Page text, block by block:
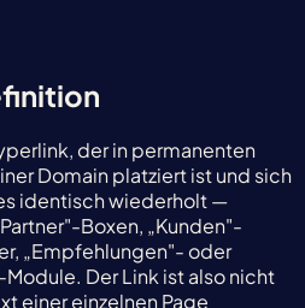
der in permanenten
Domain platziert ist und sich
identisch wiederholt —
Boxen, „Kunden"-
„Empfehlungen"- oder
Der Link ist also nicht
einer einzelnen Page